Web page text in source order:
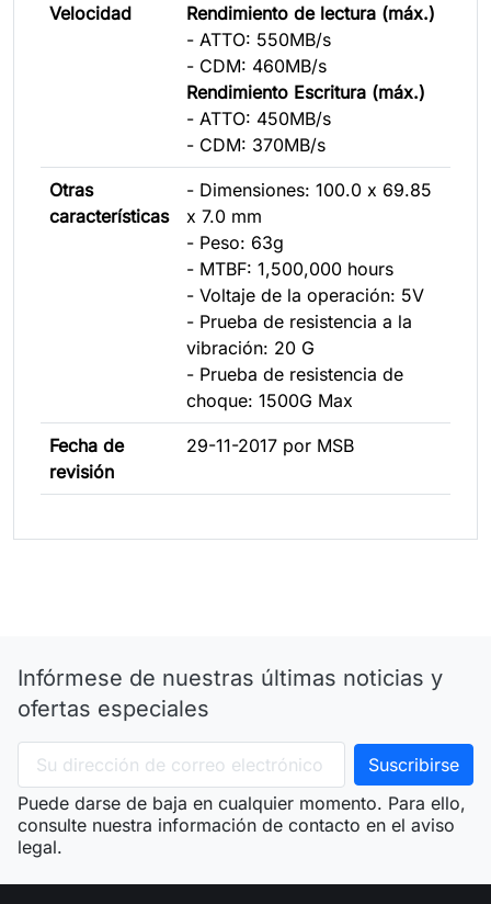
Velocidad
Rendimiento de lectura (máx.)
- ATTO: 550MB/s
- CDM: 460MB/s
Rendimiento Escritura (máx.)
- ATTO: 450MB/s
- CDM: 370MB/s
Otras
características
- Dimensiones: 100.0 x 69.85
x 7.0 mm
- Peso: 63g
- MTBF: 1,500,000 hours
- Voltaje de la operación: 5V
- Prueba de resistencia a la
vibración: 20 G
- Prueba de resistencia de
choque: 1500G Max
Fecha de
revisión
29-11-2017 por MSB
Infórmese de nuestras últimas noticias y
ofertas especiales
Puede darse de baja en cualquier momento. Para ello,
consulte nuestra información de contacto en el aviso
legal.